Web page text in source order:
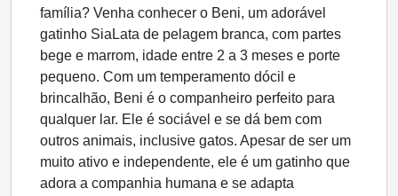
família? Venha conhecer o Beni, um adorável
gatinho SiaLata de pelagem branca, com partes
bege e marrom, idade entre 2 a 3 meses e porte
pequeno. Com um temperamento dócil e
brincalhão, Beni é o companheiro perfeito para
qualquer lar. Ele é sociável e se dá bem com
outros animais, inclusive gatos. Apesar de ser um
muito ativo e independente, ele é um gatinho que
adora a companhia humana e se adapta